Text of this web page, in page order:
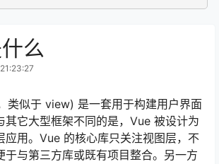
么
类似于 view) 是一套用于构建用户界面
其它大型框架不同的是，Vue 被设计为
应用。Vue 的核心库只关注视图层，不
于与第三方库或既有项目整合。另一方